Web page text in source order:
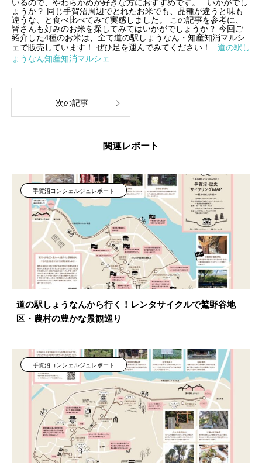
いるので、やわらかめが好きな方におすすめです。
いかがでし
ょうか？
同じ手賀沼周辺でとれたお米でも、品種が違うと味も
違うな、と食べ比べてみて実感しました。
この記事を参考に、
皆さんも好みのお米を探してみてはいかがでしょうか？ 今回ご
紹介した4種のお米は、全て道の駅しょうなん・知産知消マルシ
ェで販売しています！
ぜひ足を運んでみてください！
道の駅し
ょうなん知産知消マルシェ
次の記事
関連レポート
手賀沼コンシェルジュレポート
道の駅しょうなんから行く！レンタサイクルで鷲野谷地
区・農村の豊かな景観巡り
手賀沼コンシェルジュレポート